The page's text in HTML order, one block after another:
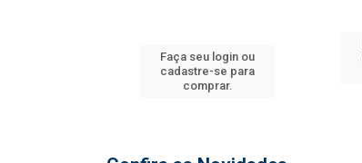
Faça seu login ou
cadastre-se para
comprar.